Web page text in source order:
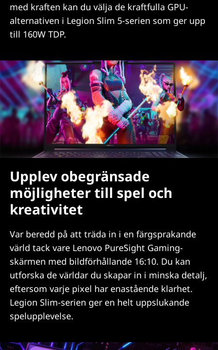
med kraften kan du välja de kraftfulla GPU-
alternativen i Legion Slim 5-serien som ger upp
till 160W TDP.
Upplev obegränsade
möjligheter till spel och
kreativitet
Var beredd på att träda in i en färgsprakande
värld tack vare Lenovo PureSight Gaming-
skärmen med bildförhållande 16:10. Du kan
utforska de världar du skapar in i minska detalj,
eftersom varje pixel har enastående klarhet.
Legion Slim-serien ger en helt uppslukande
spelupplevelse.